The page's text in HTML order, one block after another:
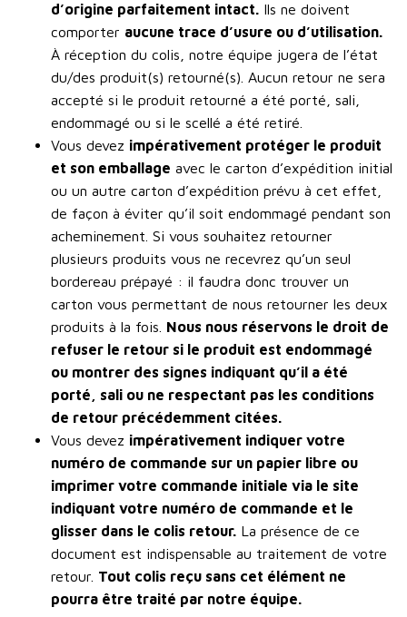
d’origine parfaitement intact. Ils ne doivent
comporter aucune trace d’usure ou d’utilisation.
À réception du colis, notre équipe jugera de l’état
du/des produit(s) retourné(s). Aucun retour ne sera
accepté si le produit retourné a été porté, sali,
endommagé ou si le scellé a été retiré.
Vous devez impérativement protéger le produit
et son emballage avec le carton d’expédition initial
ou un autre carton d’expédition prévu à cet effet,
de façon à éviter qu’il soit endommagé pendant son
acheminement. Si vous souhaitez retourner
plusieurs produits vous ne recevrez qu’un seul
bordereau prépayé : il faudra donc trouver un
carton vous permettant de nous retourner les deux
produits à la fois. Nous nous réservons le droit de
refuser le retour si le produit est endommagé
ou montrer des signes indiquant qu’il a été
porté, sali ou ne respectant pas les conditions
de retour précédemment citées.
Vous devez impérativement indiquer votre
numéro de commande sur un papier libre ou
imprimer votre commande initiale via le site
indiquant votre numéro de commande et le
glisser dans le colis retour. La présence de ce
document est indispensable au traitement de votre
retour. Tout colis reçu sans cet élément ne
pourra être traité par notre équipe.